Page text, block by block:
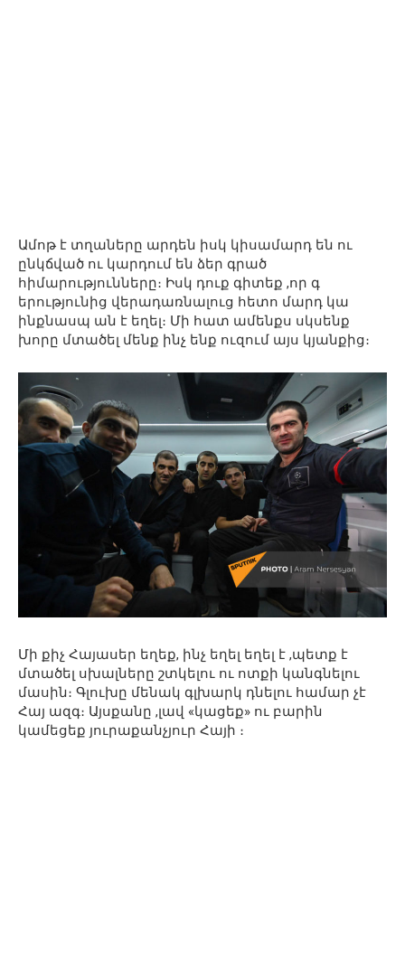
Ամոթ է տղաները արդեն իսկ կիսամարդ են ու
ընկճված ու կարդում են ձեր գրած
հիմարությունները։ Իսկ դուք գիտեք ,որ գ
երությունից վերադառնալուց հետո մարդ կա
ինքնասպ ան է եղել։ Մի հատ ամենքս սկսենք
խորը մտածել մենք ինչ ենք ուզում այս կյանքից։
Մի քիչ Հայասեր եղեք, ինչ եղել եղել է ,պետք է
մտածել սխալները շտկելու ու ոտքի կանգնելու
մասին։ Գլուխը մենակ գլխարկ դնելու համար չէ
Հայ ազգ։ Այսքանը ,լավ «կացեք» ու բարին
կամեցեք յուրաքանչյուր Հայի ։